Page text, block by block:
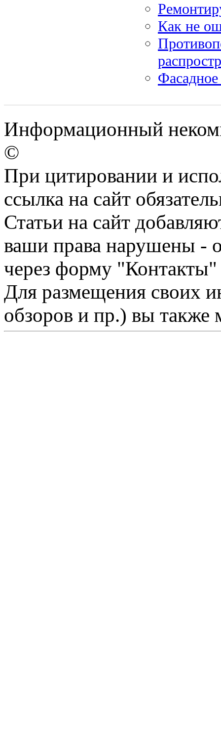
Как не
Фасадное
Информационный
©
При цитировании и
ссылка на сайт
Статьи на сайт
ваши права нарушены -
через форму "Контакты"
Для размещения своих
обзоров и пр.) вы также